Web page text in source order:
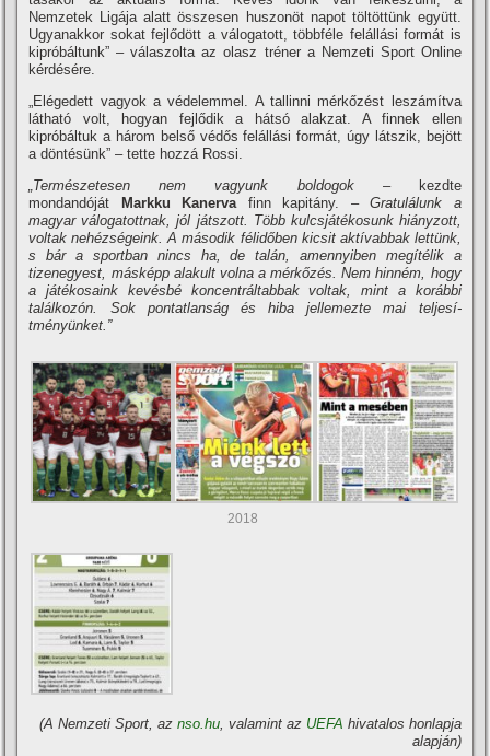
Nemzetek Ligája alatt összesen huszonöt napot töltöttünk együtt.
Ugyanakkor sokat fejlődött a válogatott, többféle felállási formát is
kipróbáltunk” – válaszolta az olasz tréner a Nemzeti Sport Online
kérdésére.
„Elégedett vagyok a védelemmel. A tallinni mérkőzést leszámí­tva
látható volt, hogyan fejlődik a hátsó alakzat. A finnek ellen
kipróbáltuk a három belső védős felállási formát, úgy látszik, bejött
a döntésünk” – tette hozzá Rossi.
„Természetesen nem vagyunk boldogok – kezdte
mondandóját Markku Kanerva finn kapitány. –Gratulálunk a
magyar válogatottnak, jól játszott. Több kulcsjátékosunk hiányzott,
voltak nehézségeink. A második félidőben kicsit aktí­vabbak lettünk,
s bár a sportban nincs ha, de talán, amennyiben megí­télik a
tizenegyest, másképp alakult volna a mérkőzés. Nem hinném, hogy
a játékosaink kevésbé koncentráltabbak voltak, mint a korábbi
találkozón. Sok pontatlanság és hiba jellemezte mai teljesí­
tményünket.”
2018
(A Nemzeti Sport, az nso.hu, valamint az UEFA hivatalos honlapja
alapján)